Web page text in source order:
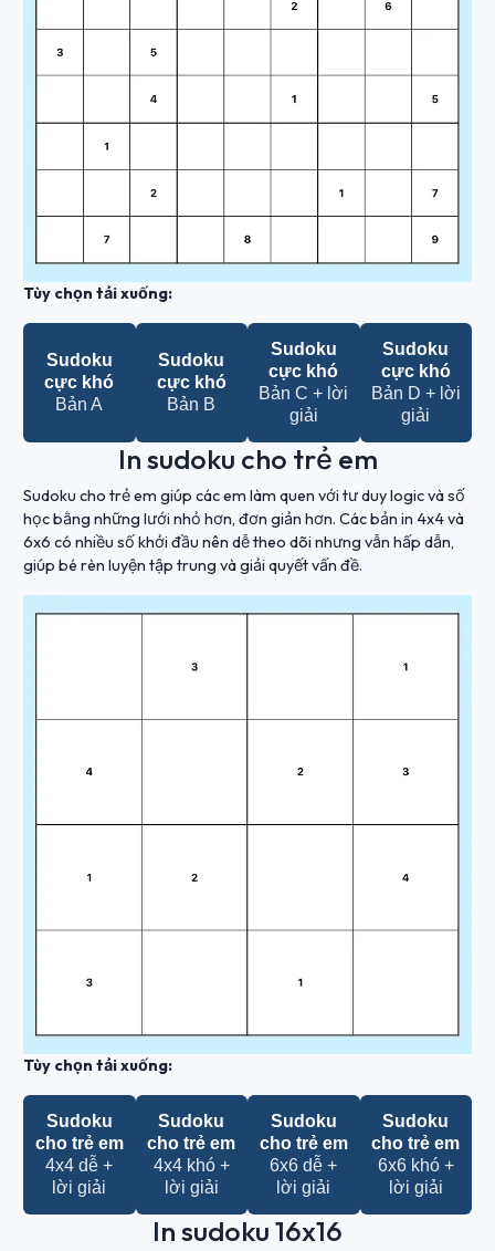
Tùy chọn tải xuống:
Sudoku
cực khó
Bản A
Sudoku
cực khó
Bản B
Sudoku
cực khó
Bản C + lời
giải
Sudoku
cực khó
Bản D + lời
giải
In sudoku cho trẻ em
Sudoku cho trẻ em giúp các em làm quen với tư duy logic và số
học bằng những lưới nhỏ hơn, đơn giản hơn. Các bản in 4x4 và
6x6 có nhiều số khởi đầu nên dễ theo dõi nhưng vẫn hấp dẫn,
giúp bé rèn luyện tập trung và giải quyết vấn đề.
Tùy chọn tải xuống:
Sudoku
cho trẻ em
4x4 dễ +
lời giải
Sudoku
cho trẻ em
4x4 khó +
lời giải
Sudoku
cho trẻ em
6x6 dễ +
lời giải
Sudoku
cho trẻ em
6x6 khó +
lời giải
In sudoku 16x16